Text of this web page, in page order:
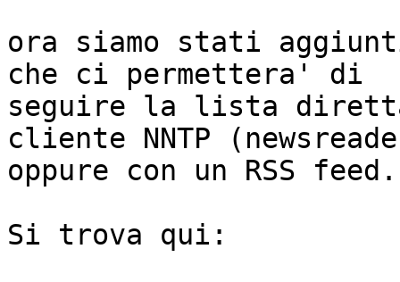
ora siamo stati
che ci permettera' di
seguire la lista
cliente NNTP
oppure con un RSS
Si trova qui: